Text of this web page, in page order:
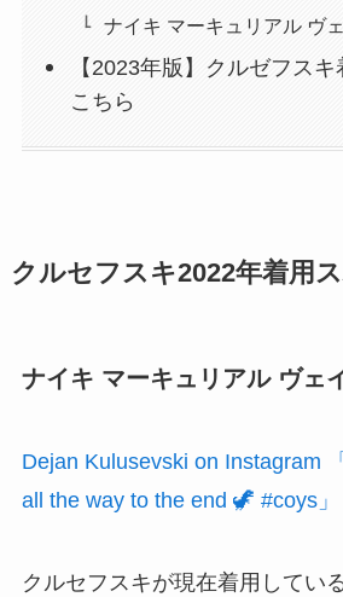
ナイキ マーキュリアル ヴ
【2023年版】クルゼフス
こちら
クルセフスキ2022年着用
ナイキ マーキュリアル ヴェ
Dejan Kulusevski on Instagram
all the way to the end 🦖 #coys」
クルセフスキが現在着用してい